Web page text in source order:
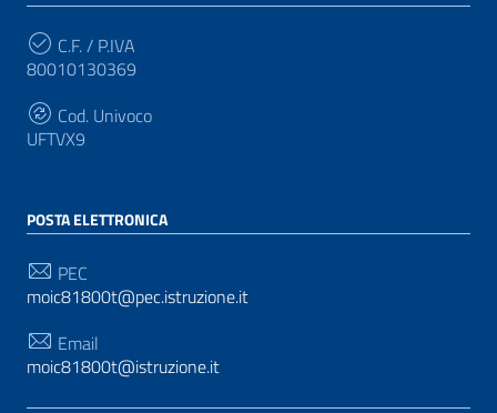
C.F. / P.IVA
80010130369
Cod. Univoco
UFTVX9
POSTA ELETTRONICA
PEC
moic81800t@pec.istruzione.it
Email
moic81800t@istruzione.it